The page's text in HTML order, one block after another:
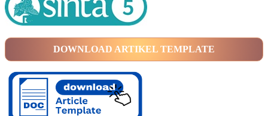
DOWNLOAD ARTIKEL TEMPLATE